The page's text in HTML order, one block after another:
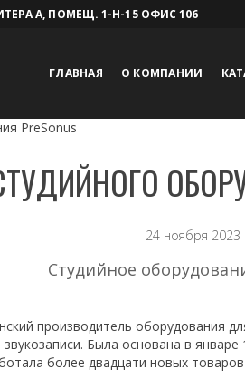
А, ПОМЕЩ. 1-Н-15 ОФИС 106
ГЛАВНАЯ О КОМПАНИИ
PreSonus
24 ноября 2023
Студийное
производитель оборудования
Была основана в
более двадцати новых